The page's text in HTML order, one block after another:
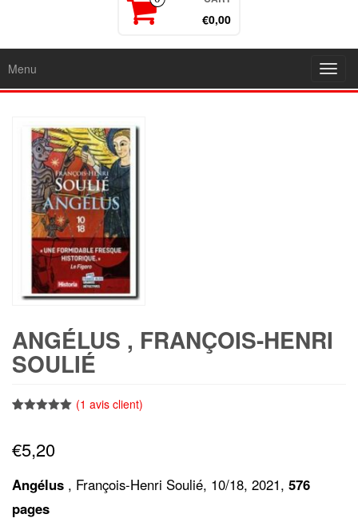
€0,00
Menu
ANGÉLUS , FRANÇOIS-HENRI
SOULIÉ
basé sur
notation
(1 avis client)
€5,20
Angélus , François-Henri Soulié, 10/18, 2021, 576
pages